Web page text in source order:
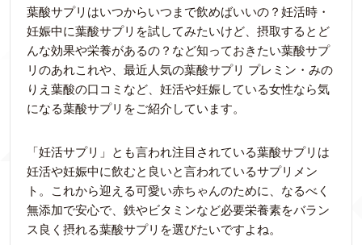
葉酸サプリはいつからいつまで飲めばいいの？妊活時・
妊娠中に葉酸サプリを試してみたいけど、摂取するとど
んな効果や栄養があるの？など知っておきたい葉酸サプ
リのあれこれや、最近人気の葉酸サプリ プレミン・みの
りえ葉酸の口コミなど、妊活や妊娠している女性なら気
になる葉酸サプリをご紹介しています。
「妊活サプリ」とも言われ注目されている葉酸サプリは
妊活や妊娠中に飲むと良いと言われているサプリメン
ト。これから迎える可愛い赤ちゃんのために、なるべく
無添加で安心で、鉄やビタミンなど必要栄養素をバラン
ス良く摂れる葉酸サプリを選びたいですよね。